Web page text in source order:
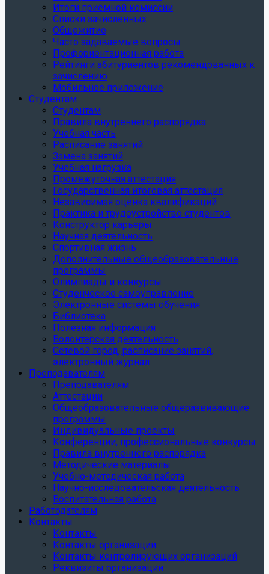
Итоги приёмной комиссии
Списки зачисленных
Общежитие
Часто задаваемые вопросы
Профориентационная работа
Рейтинги абитуриентов рекомендованных к
зачислению
Мобильное приложение
Студентам
Студентам
Правила внутреннего распорядка
Учебная часть
Расписание занятий
Замена занятий
Учебная нагрузка
Промежуточная аттестация
Государственная итоговая аттестация
Независимая оценка квалификаций
Практика и трудоустройство студентов
Конструктор карьеры
Научная деятельность
Спортивная жизнь
Дополнительные общеобразовательные
программы
Олимпиады и конкурсы
Студенческое самоуправление
Электронные системы обучения
Библиотека
Полезная информация
Волонтерская деятельность
Сетевой город, расписание занятий,
электронный журнал
Преподавателям
Преподавателям
Аттестации
Общеобразовательные общеразвивающие
программы
Индивидуальные проекты
Конференции, профессиональные конкурсы
Правила внутреннего распорядка
Методические материалы
Учебно-методическая работа
Научно-исследовательская деятельность
Воспитательная работа
Работодателям
Контакты
Контакты
Контакты организации
Контакты контролирующих организаций
Реквизиты организации